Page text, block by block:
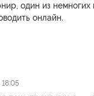
один из немногих
онлайн.